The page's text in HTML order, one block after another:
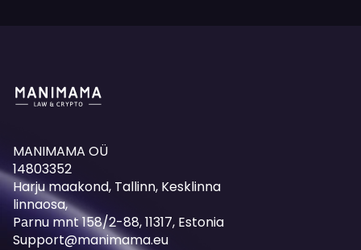
MANIMAMA OÜ
14803352
Harju maakond, Tallinn, Kesklinna
linnaosa,
Pаrnu mnt 158/2-88, 11317, Estonia
Support@manimama.eu